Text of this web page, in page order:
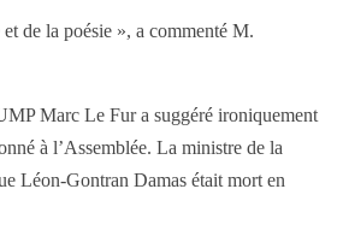
de la poésie », a commenté M.
Marc Le Fur a suggéré ironiquement
à l’Assemblée. La ministre de la
Léon-Gontran Damas était mort en